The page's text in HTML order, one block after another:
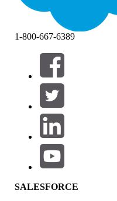
Filtre (0)
VÆLG FILTRE
Produktområde
Funktionspåvirkning
1-800-667-6389
SALESFORCE